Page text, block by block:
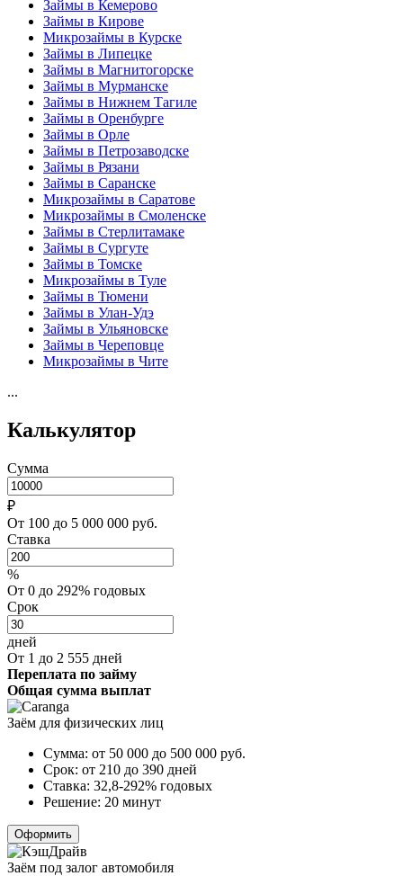
Займы в Кемерово
Займы в Кирове
Микрозаймы в Курске
Займы в Липецке
Займы в Магнитогорске
Займы в Мурманске
Займы в Нижнем Тагиле
Займы в Оренбурге
Займы в Орле
Займы в Петрозаводске
Займы в Рязани
Займы в Саранске
Микрозаймы в Саратове
Микрозаймы в Смоленске
Займы в Стерлитамаке
Займы в Сургуте
Займы в Томске
Микрозаймы в Туле
Займы в Тюмени
Займы в Улан-Удэ
Займы в Ульяновске
Займы в Череповце
Микрозаймы в Чите
...
Калькулятор
Сумма
₽
От 100 до 5 000 000 руб.
Ставка
%
От 0 до 292% годовых
Срок
дней
От 1 до 2 555 дней
Переплата по займу
Общая сумма выплат
Заём для физических лиц
Сумма: от 50 000 до 500 000 руб.
Срок: от 210 до 390 дней
Ставка: 32,8-292% годовых
Решение: 20 минут
Оформить
Заём под залог автомобиля